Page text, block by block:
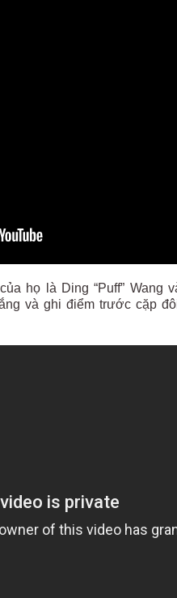
họ là Ding “Puff” Wang
và ghi điểm trước cặp